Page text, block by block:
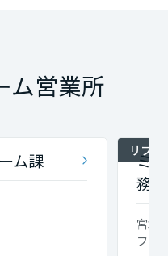
ム営業所
ム課 リフ
ミ
務所
宮城
フィ